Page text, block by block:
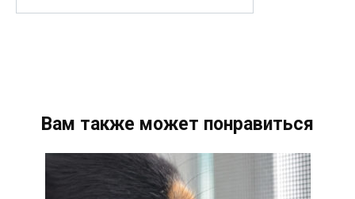
Вам также может понравиться